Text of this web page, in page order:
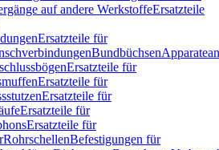
auf andere WerkstoffeErsatzteile
Ersatzteile für
Bundbüchsen
Ersatzteile für
Ersatzteile für
Ersatzteile für
Ersatzteile für
Ersatzteile für
RohrschellenBefestigungen für